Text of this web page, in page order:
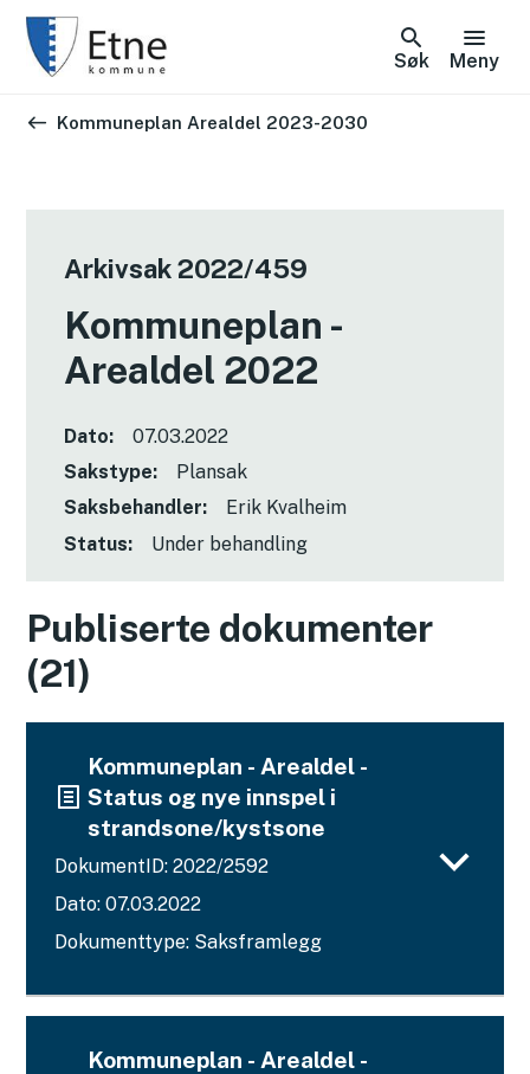
Søk Meny
Du er her:
Kommuneplan Arealdel 2023-2030
Arkivsak 2022/459
Kommuneplan -
Arealdel 2022
Dato:
07.03.2022
Sakstype:
Plansak
Saksbehandler:
Erik Kvalheim
Status:
Under behandling
Publiserte dokumenter
(21)
Kommuneplan - Arealdel -
Status og nye innspel i
strandsone/kystsone
DokumentID: 2022/2592
Dato: 07.03.2022
Dokumenttype: Saksframlegg
Kommuneplan - Arealdel -